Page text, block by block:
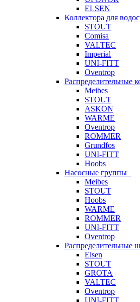
ELSEN
Коллектора для
STOUT
Comisa
VALTEC
Imperial
UNI-FITT
Oventrop
Распределительные
Meibes
STOUT
ASKON
WARME
Oventrop
ROMMER
Grundfos
UNI-FITT
Hoobs
Насосные группы
Meibes
STOUT
Hoobs
WARME
ROMMER
UNI-FITT
Oventrop
Распределительные
Elsen
STOUT
GROTA
VALTEC
Oventrop
UNI-FITT